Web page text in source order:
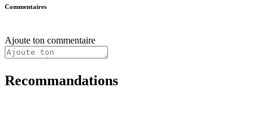
Commentaires
Ajoute ton commentaire
Recommandations